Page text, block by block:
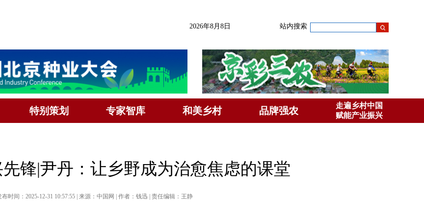
站内搜索
2026年8月8日
特别策划 专家智库 和美乡村 品牌强农
走遍乡村中国
赋能产业振兴
先锋|尹丹：让乡野成为治愈焦虑的课堂
布时间：2025-12-31 10:57:55 | 来源：中国网 | 作者：钱迅 | 责任编辑：王静